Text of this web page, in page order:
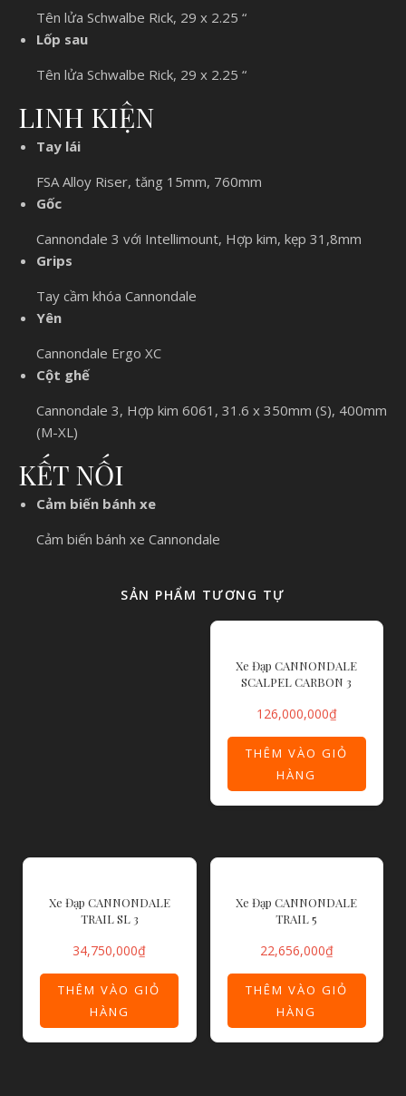
Tên lửa Schwalbe Rick, 29 x 2.25 “
Lốp sau
Tên lửa Schwalbe Rick, 29 x 2.25 “
LINH KIỆN
Tay lái
FSA Alloy Riser, tăng 15mm, 760mm
Gốc
Cannondale 3 với Intellimount, Hợp kim, kẹp 31,8mm
Grips
Tay cầm khóa Cannondale
Yên
Cannondale Ergo XC
Cột ghế
Cannondale 3, Hợp kim 6061, 31.6 x 350mm (S), 400mm
(M-XL)
KẾT NỐI
Cảm biến bánh xe
Cảm biến bánh xe Cannondale
SẢN PHẨM TƯƠNG TỰ
Xe Đạp CANNONDALE
SCALPEL CARBON 3
126,000,000₫
THÊM VÀO GIỎ
HÀNG
Xe Đạp CANNONDALE
TRAIL SL 3
34,750,000₫
THÊM VÀO GIỎ
HÀNG
Xe Đạp CANNONDALE
TRAIL 5
22,656,000₫
THÊM VÀO GIỎ
HÀNG